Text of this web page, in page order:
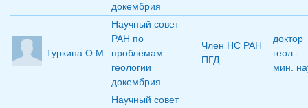
докембрия
Туркина О.М.
Научный совет
РАН по
проблемам
геологии
докембрия
Член НС РАН
ПГД
доктор
геол.-
мин.
Научный совет